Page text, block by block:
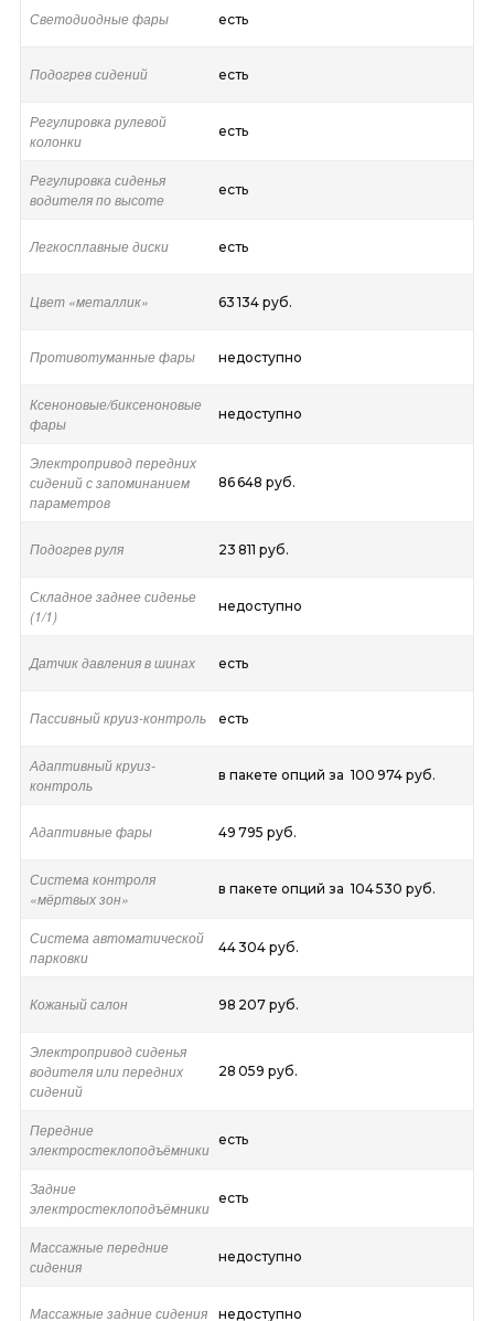
Светодиодные фары есть
Подогрев сидений есть
Регулировка рулевой
колонки
есть
Регулировка сиденья
водителя по высоте
есть
Легкосплавные диски есть
Цвет «металлик» 63 134 руб.
Противотуманные фары недоступно
Ксеноновые/биксеноновые
фары
недоступно
Электропривод передних
сидений с запоминанием
параметров
86 648 руб.
Подогрев руля 23 811 руб.
Складное заднее сиденье
(1/1)
недоступно
Датчик давления в шинах есть
Пассивный круиз-контроль есть
Адаптивный круиз-
контроль
в пакете опций за 100 974 руб.
Адаптивные фары 49 795 руб.
Система контроля
«мёртвых зон»
в пакете опций за 104 530 руб.
Система автоматической
парковки
44 304 руб.
Кожаный салон 98 207 руб.
Электропривод сиденья
водителя или передних
сидений
28 059 руб.
Передние
электростеклоподъёмники
есть
Задние
электростеклоподъёмники
есть
Массажные передние
сидения
недоступно
Массажные задние сидения недоступно